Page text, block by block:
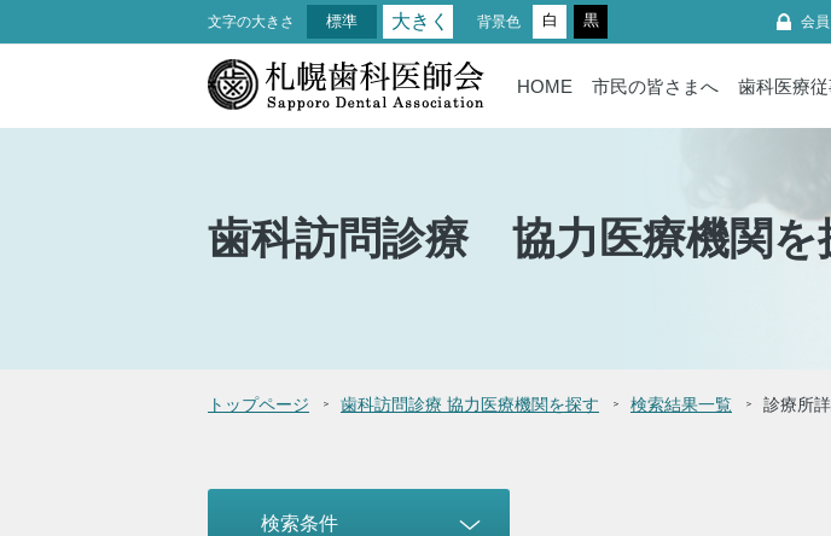
文字の大きさ 標準 大きく 背景色 白 黒 会
HOME 市民の皆さまへ 歯科医療
歯科訪問診療 協力医療機関を
トップページ 歯科訪問診療 協力医療機関を探す 検索結果一覧 診療所
検索条件